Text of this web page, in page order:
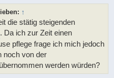
↑
die stätig steigenden
. Da ich zur Zeit einen
pflege frage ich mich jedoch
noch von der
werden würden?